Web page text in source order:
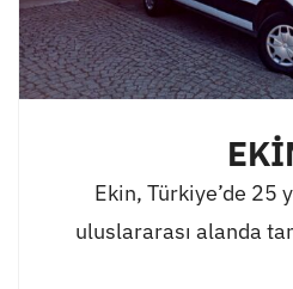
Ekin, Türkiye’de 25
uluslararası alanda